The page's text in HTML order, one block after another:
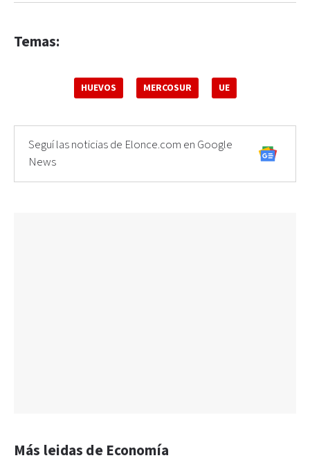
Temas:
HUEVOS MERCOSUR UE
Seguí las noticias de Elonce.com en Google
News
Más leidas de Economía